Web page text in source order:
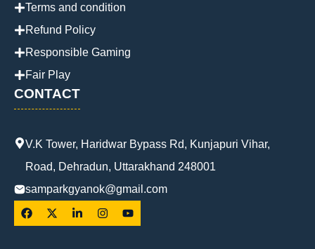
Terms and condition
Refund Policy
Responsible Gaming
Fair Play
CONTACT
V.K Tower, Haridwar Bypass Rd, Kunjapuri Vihar,
Road, Dehradun, Uttarakhand 248001
samparkgyanok@gmail.com